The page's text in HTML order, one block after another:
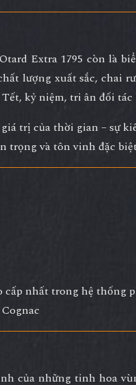
Extra 1795 còn là
lượng xuất sắc, chai
Tết, kỷ niệm, tri ân đối
giá trị củathời gian – sự
trọng và tôn vinh đặc
cấp nhất trong hệ thống
của những tinh hoa